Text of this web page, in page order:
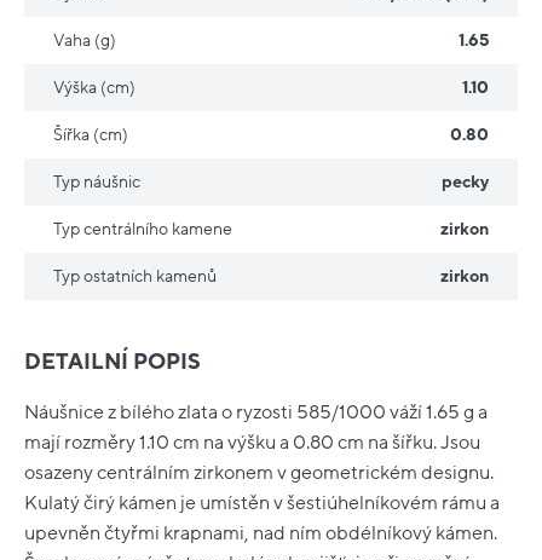
DETAILNÍ POPIS
Náušnice z bílého zlata o ryzosti 585/1000 váží 1.65 g a
mají rozměry 1.10 cm na výšku a 0.80 cm na šířku. Jsou
osazeny centrálním zirkonem v geometrickém designu.
Kulatý čirý kámen je umístěn v šestiúhelníkovém rámu a
upevněn čtyřmi krapnami, nad ním obdélníkový kámen.
Vaha (g) 1.65
Výška (cm) 1.10
Šířka (cm) 0.80
Typ náušnic pecky
Typ centrálního kamene zirkon
Typ ostatních kamenů zirkon